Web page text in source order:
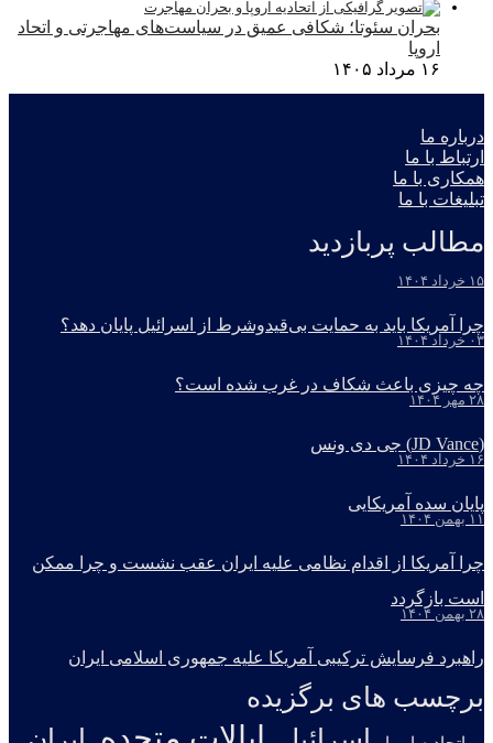
بحران سئوتا؛ شکافی عمیق در سیاست‌های مهاجرتی و اتحاد
اروپا
۱۶ مرداد ۱۴۰۵
درباره ما
ارتباط با ما
همکاری با ما
تبلیغات با ما
مطالب پربازدید
۱۵ خرداد ۱۴۰۴
چرا آمریکا باید به حمایت بی‌قیدوشرط از اسرائیل پایان دهد؟
۰۳ خرداد ۱۴۰۴
چه چیزی باعث شکاف در غرب شده است؟
۲۸ مهر ۱۴۰۴
(JD Vance) جی دی ونس
۱۶ خرداد ۱۴۰۴
پایان سده آمریکایی
۱۱ بهمن ۱۴۰۴
چرا آمریکا از اقدام نظامی علیه ایران عقب نشست و چرا ممکن
است بازگردد
۲۸ بهمن ۱۴۰۴
راهبرد فرسایش ترکیبی آمریکا علیه جمهوری اسلامی ایران
برچسب های برگزیده